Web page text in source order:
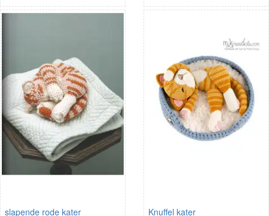
slapende rode kater Knuffel kater